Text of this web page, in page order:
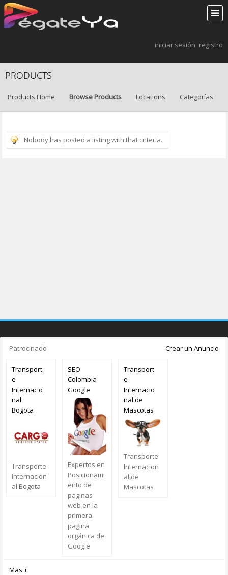
iniciar sesión registro
PRODUCTS
Products Home Browse Products Locations Categorías
Nobody has posted a listing with that criteria.
Patrocinado Crear un Anuncio
Transport
e
Internacio
nal
Bogota
Transporte
Internacion
al Bogota
SEO
Colombia
Google
Expertos en
Posicionami
ento de
paginas
web en la
primera
pagina
orgánica de
Google
Transport
e
Internacio
nal de
Mascotas
Transporte
Internacion
al de
Mascotas
Mas +